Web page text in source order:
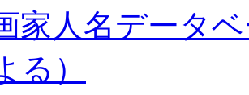
家人名データ
る）